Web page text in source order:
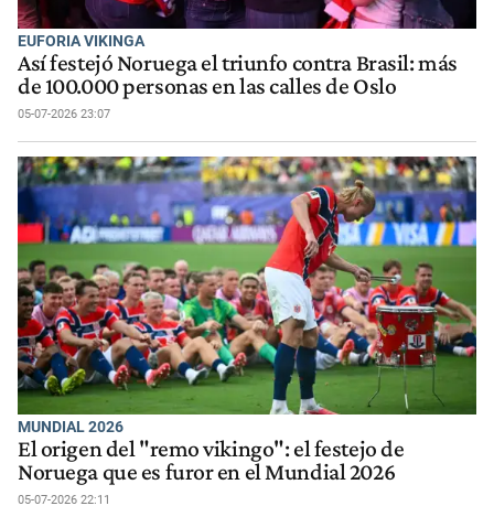
EUFORIA VIKINGA
Así festejó Noruega el triunfo contra Brasil: más
de 100.000 personas en las calles de Oslo
05-07-2026 23:07
MUNDIAL 2026
El origen del "remo vikingo": el festejo de
Noruega que es furor en el Mundial 2026
05-07-2026 22:11